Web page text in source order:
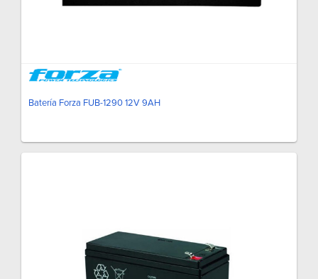
Batería Forza FUB-1290 12V 9AH